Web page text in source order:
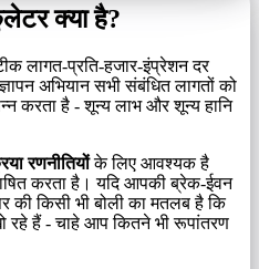
क्या है?
लागत-प्रति-हजार-इंप्रेशन दर
अभियान सभी संबंधित लागतों को
करता है - शून्य लाभ और शून्य हानि
रणनीतियोंके लिए आवश्यक है
करता है। यदि आपकी ब्रेक-ईवन
की किसी भी बोली का मतलब है कि
रहे हैं - चाहे आप कितने भी रूपांतरण